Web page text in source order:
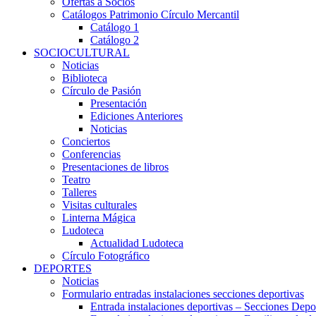
Catálogos Patrimonio Círculo Mercantil
Catálogo 1
Catálogo 2
SOCIOCULTURAL
Noticias
Biblioteca
Círculo de Pasión
Presentación
Ediciones Anteriores
Noticias
Conciertos
Conferencias
Presentaciones de libros
Teatro
Talleres
Visitas culturales
Linterna Mágica
Ludoteca
Actualidad Ludoteca
Círculo Fotográfico
DEPORTES
Noticias
Formulario entradas instalaciones secciones deportivas
Entrada instalaciones deportivas – Secciones